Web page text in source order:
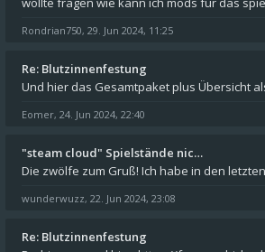
Rondrian750, 29. Jun 2024, 11:25
Re: Blutzinnenfestung
Eomer, 24. Jun 2024, 22:40
"steam cloud" Spielstände nic…
wunderwuzz, 22. Jun 2024, 23:08
Re: Blutzinnenfestung